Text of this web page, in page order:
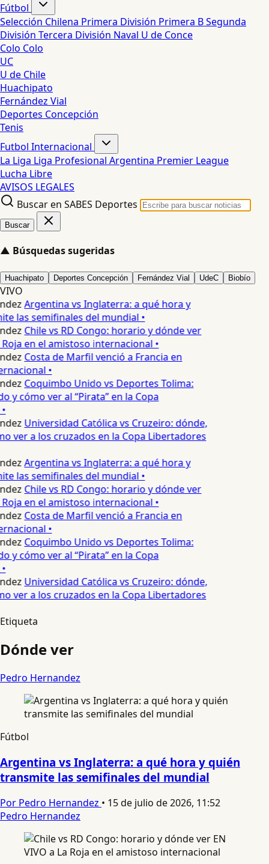
Fútbol
Selección Chilena Primera División Primera BSegunda
División Tercera División Naval U de Conce
Colo Colo
UC
U de Chile
Huachipato
Fernández Vial
Deportes Concepción
Tenis
Futbol Internacional
La Liga Liga Profesional Argentina Premier League
Lucha Libre
AVISOS LEGALES
Buscar en SABES Deportes
Buscar
▲ Búsquedas sugeridas
Huachipato Deportes Concepción Fernández Vial UdeC Biobío
VIVO
Argentina vs Inglaterra: a qué hora y
las semifinales del mundial •
Chile vs RD Congo: horario y dónde ver
Roja en el amistoso internacional •
Costa de Marfil venció a Francia en
•
Coquimbo Unido vs Deportes Tolima:
y cómo ver al “Pirata” en la Copa
Universidad Católica vs Cruzeiro: dónde,
ver a los cruzados en la Copa Libertadores
Argentina vs Inglaterra: a qué hora y
las semifinales del mundial •
Chile vs RD Congo: horario y dónde ver
Roja en el amistoso internacional •
Costa de Marfil venció a Francia en
•
Coquimbo Unido vs Deportes Tolima:
y cómo ver al “Pirata” en la Copa
Universidad Católica vs Cruzeiro: dónde,
ver a los cruzados en la Copa Libertadores
Etiqueta
Dónde ver
Pedro Hernandez
Fútbol
Argentina vs Inglaterra: a qué hora y quién
transmite las semifinales del mundial
Por Pedro Hernandez • 15 de julio de 2026, 11:52
Pedro Hernandez